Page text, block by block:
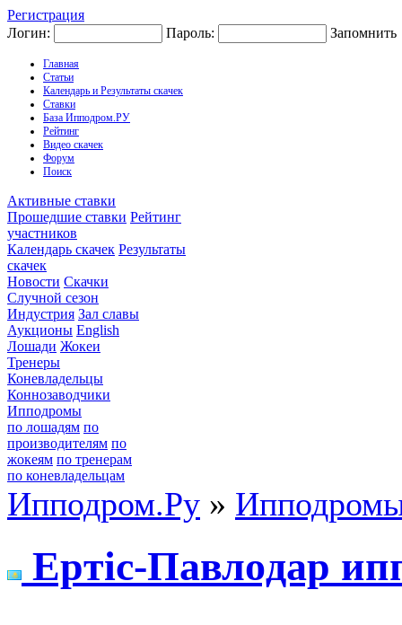
Регистрация
Логин:
Пароль: Запомнить
Главная
Статьи
Календарь и Результаты скачек
Ставки
База Ипподром.РУ
Рейтинг
Видео скачек
Форум
Поиск
Активные ставки
Прошедшие ставки Рейтинг
участников
Календарь скачек Результаты
скачек
Новости Скачки
Случной сезон
Индустрия Зал славы
Аукционы English
Лошади Жокеи
Тренеры
Коневладельцы
Коннозаводчики
Ипподромы
по лошадям по
производителям по
жокеям по тренерам
по коневладельцам
Ипподром.Ру »
Еpтiс-Пaвлoдap